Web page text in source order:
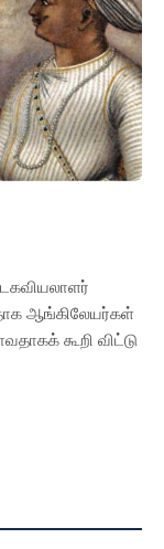
ஆங்கிலேயர்கள்
கூறி விட்டு